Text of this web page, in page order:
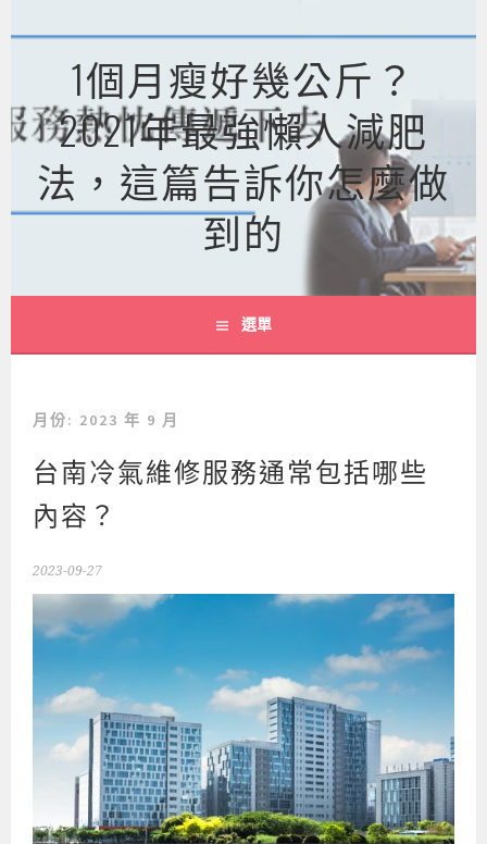
至
內
容
1個月瘦好幾公斤？
2021年最強懶人減肥
法，這篇告訴你怎麼做
到的
選單
月份: 2023 年 9 月
台南冷氣維修服務通常包括哪些
內容？
2023-09-27